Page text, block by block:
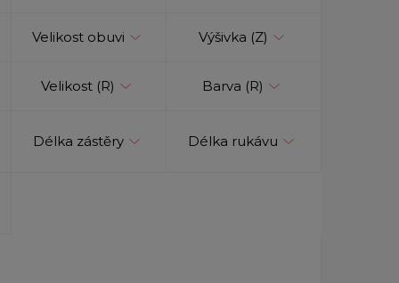
Velikost obuvi Výšivka (Z)
Velikost (R) Barva (R)
Délka zástěry Délka rukávu